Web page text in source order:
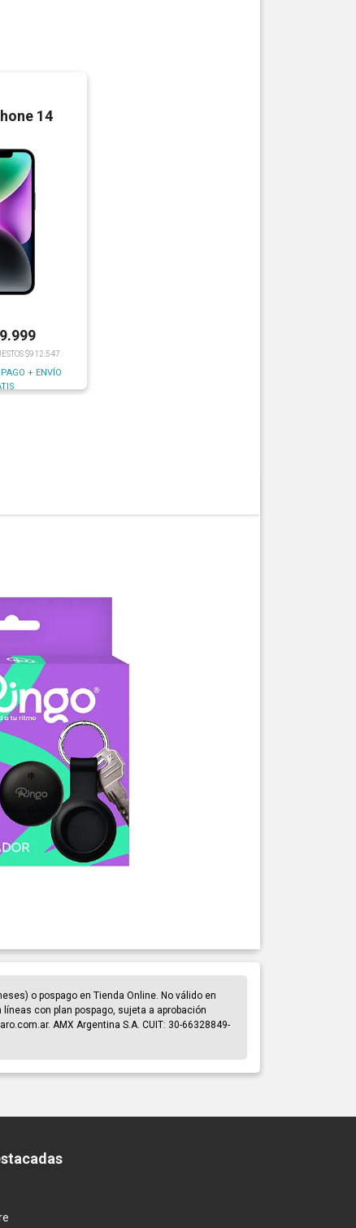
14
$912.547
+ ENVÍO
o pospago en Tienda Online. No válido en
con plan pospago, sujeta a aprobación
AMX Argentina S.A. CUIT: 30-66328849-